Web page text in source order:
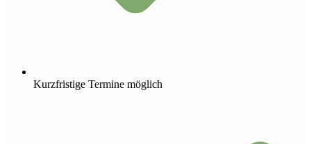
Kurzfristige Termine möglich